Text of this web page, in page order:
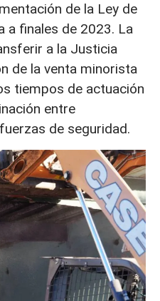
de la Ley de
a finales de 2023. La
a la Justicia
de la venta minorista
tiempos de actuación
entre
de seguridad.